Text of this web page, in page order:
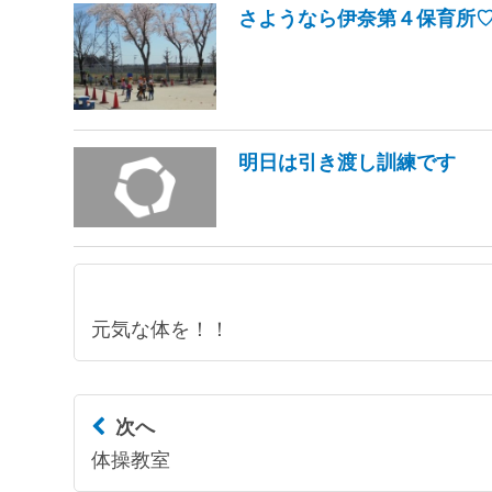
さようなら伊奈第４保育所
明日は引き渡し訓練です
元気な体を！！
次へ
体操教室